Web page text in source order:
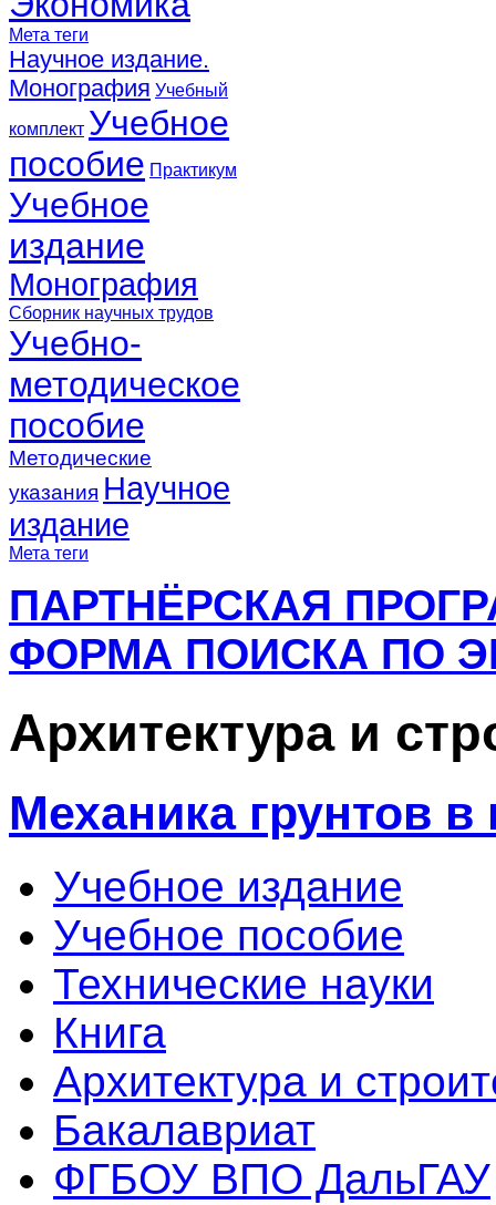
Мета теги
Научное издание.
Монография Учебный
комплект Учебное
пособие Практикум
Учебное
издание
Монография
Сборник научных трудов
Учебно-
методическое
пособие
Методические
указания Научное
издание
Мета теги
ПАРТНЁРСКАЯ
ФОРМА ПОИСКА ПО
Архитектура и
Механика грунтов
Учебное издание
Учебное пособие
Технические науки
Книга
Архитектура и
Бакалавриат
ФГБОУ ВПО ДальГАУ